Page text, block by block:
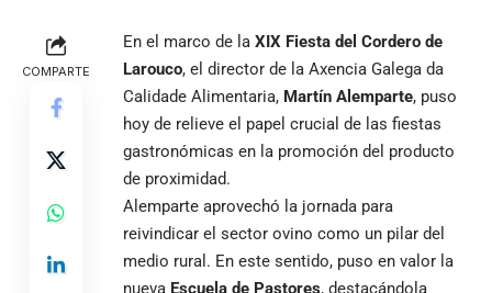
COMPARTE
En el marco de la XIX Fiesta del Cordero de
Larouco, el director de la Axencia Galega da
Calidade Alimentaria, Martín Alemparte, puso
hoy de relieve el papel crucial de las fiestas
gastronómicas en la promoción del producto
de proximidad.
Alemparte aprovechó la jornada para
reivindicar el sector ovino como un pilar del
medio rural. En este sentido, puso en valor la
nueva Escuela de Pastores, destacándola